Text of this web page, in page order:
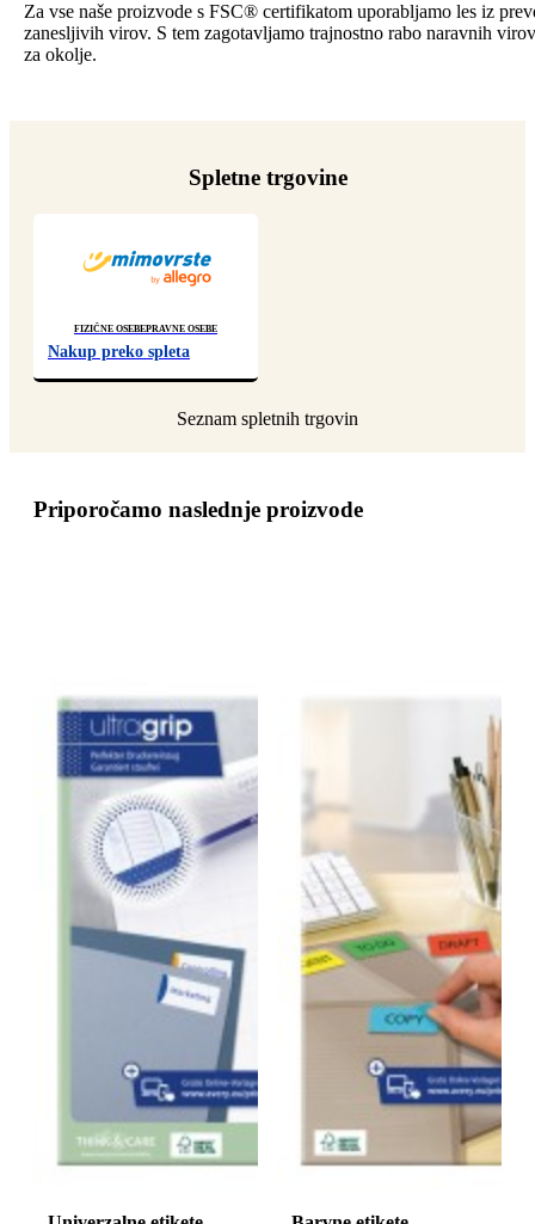
Za vse naše proizvode s FSC® certifikatom uporabljamo les iz
zanesljivih virov. S tem zagotavljamo trajnostno rabo naravnih
za okolje.
Spletne trgovine
Fizične osebePravne osebe
Nakup preko spleta
Priporočamo naslednje proizvode